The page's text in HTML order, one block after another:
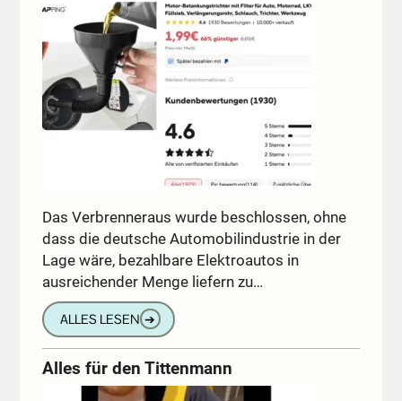
Das Verbrenneraus wurde beschlossen, ohne
dass die deutsche Automobilindustrie in der
Lage wäre, bezahlbare Elektroautos in
ausreichender Menge liefern zu…
ALLES LESEN ➔
Alles für den Tittenmann